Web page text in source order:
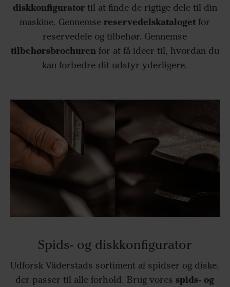
diskkonfiguratortil at finde de rigtige dele til din
maskine. Gennemsereservedelskataloget for
reservedele og tilbehør. Gennemse
tilbehørsbrochurenfor at få ideer til, hvordan du
kan forbedre dit udstyr yderligere.
Spids- og diskkonfigurator
Udforsk Väderstads sortiment af spidser og diske,
der passer til alle forhold. Brug voresspids- og